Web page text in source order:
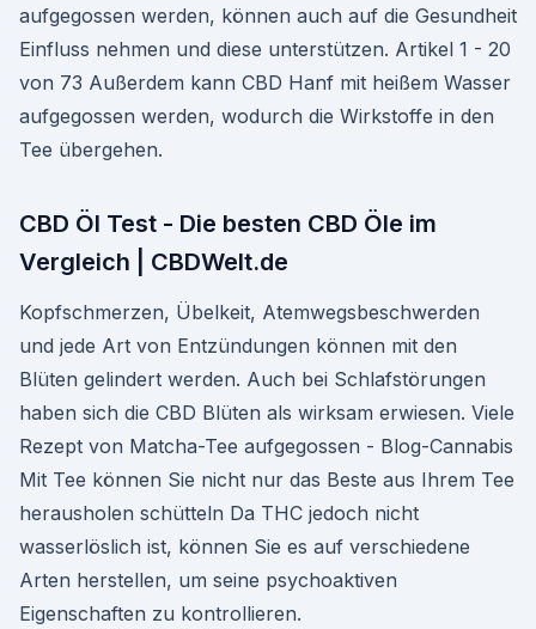
aufgegossen werden, können auch auf die Gesundheit
Einfluss nehmen und diese unterstützen. Artikel 1 - 20
von 73 Außerdem kann CBD Hanf mit heißem Wasser
aufgegossen werden, wodurch die Wirkstoffe in den
Tee übergehen.
CBD Öl Test - Die besten CBD Öle im
Vergleich | CBDWelt.de
Kopfschmerzen, Übelkeit, Atemwegsbeschwerden
und jede Art von Entzündungen können mit den
Blüten gelindert werden. Auch bei Schlafstörungen
haben sich die CBD Blüten als wirksam erwiesen. Viele
Rezept von Matcha-Tee aufgegossen - Blog-Cannabis
Mit Tee können Sie nicht nur das Beste aus Ihrem Tee
herausholen schütteln Da THC jedoch nicht
wasserlöslich ist, können Sie es auf verschiedene
Arten herstellen, um seine psychoaktiven
Eigenschaften zu kontrollieren.